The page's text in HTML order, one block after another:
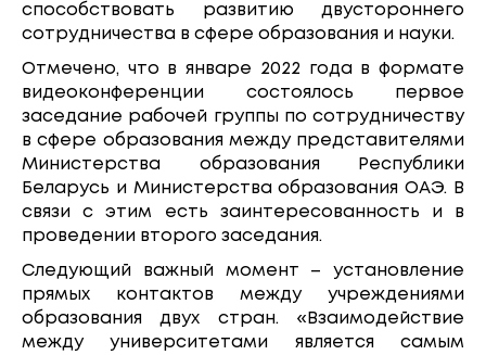
способствовать развитию двустороннего
сотрудничества в сфере образования и науки.
Отмечено, что в январе 2022 года в формате
видеоконференции состоялось первое
заседание рабочей группы по сотрудничеству
в сфере образования между представителями
Министерства образования Республики
Беларусь и Министерства образования ОАЭ. В
связи с этим есть заинтересованность и в
проведении второго заседания.
Следующий важный момент – установление
прямых контактов между учреждениями
образования двух стран. «Взаимодействие
между университетами является самым